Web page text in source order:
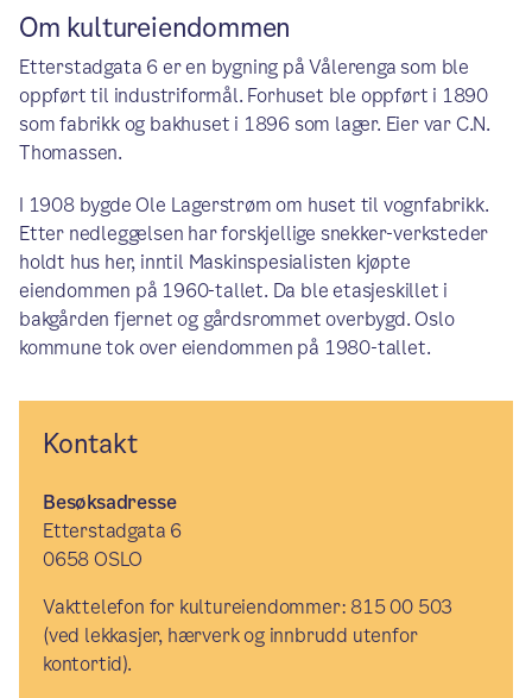
Om kultureiendommen
Etterstadgata 6 er en bygning på Vålerenga som ble
oppført til industriformål. Forhuset ble oppført i 1890
som fabrikk og bakhuset i 1896 som lager. Eier var C.N.
Thomassen.
I 1908 bygde Ole Lagerstrøm om huset til vognfabrikk.
Etter nedleggelsen har forskjellige snekker-verksteder
holdt hus her, inntil Maskinspesialisten kjøpte
eiendommen på 1960-tallet. Da ble etasjeskillet i
bakgården fjernet og gårdsrommet overbygd. Oslo
kommune tok over eiendommen på 1980-tallet.
Kontakt
Besøksadresse
Etterstadgata 6
0658 OSLO
Vakttelefon for kultureiendommer: 815 00 503
(ved lekkasjer, hærverk og innbrudd utenfor
kontortid).